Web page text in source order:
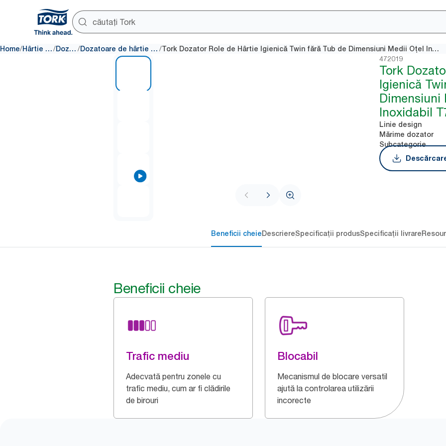
Home/ Hârtie igienică/ Dozatoare / Dozatoare de hârtie igienică fără tub / Tork Dozator Role de Hârtie Igienică Twin fără Tub de Dimensiuni Medii Oțel Inoxidabil T7
472019
Tork
Igienică
Dimensiuni
Inoxidabil
Linie design
Mărime dozator
Subcategorie
Beneficii cheieDescriereSpecificații produsSpecificații livrare
Beneficii cheie
Trafic mediu
Adecvată pentru zonele cu
trafic mediu, cum ar fi clădirile
de birouri
Blocabil
Mecanismul de blocare versatil
ajută la controlarea utilizării
incorecte